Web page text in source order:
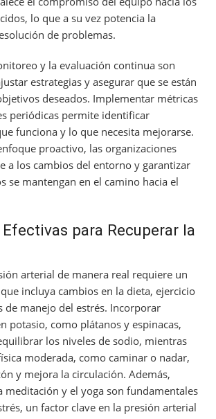
lo que a su vez potencia la
de problemas.
y la evaluación continua son
estrategias y asegurar que se están
deseados. Implementar métricas
periódicas permite identificar
funciona y lo que necesita mejorarse.
proactivo, las organizaciones
a los cambios del entorno y garantizar
se mantengan en el camino hacia el
para Recuperar la
arterial de manera real requiere un
incluya cambios en la dieta, ejercicio
de manejo del estrés. Incorporar
potasio, como plátanos y espinacas,
los niveles de sodio, mientras
moderada, como caminar o nadar,
y mejora la circulación. Además,
meditación y el yoga son fundamentales
un factor clave en la presión arterial